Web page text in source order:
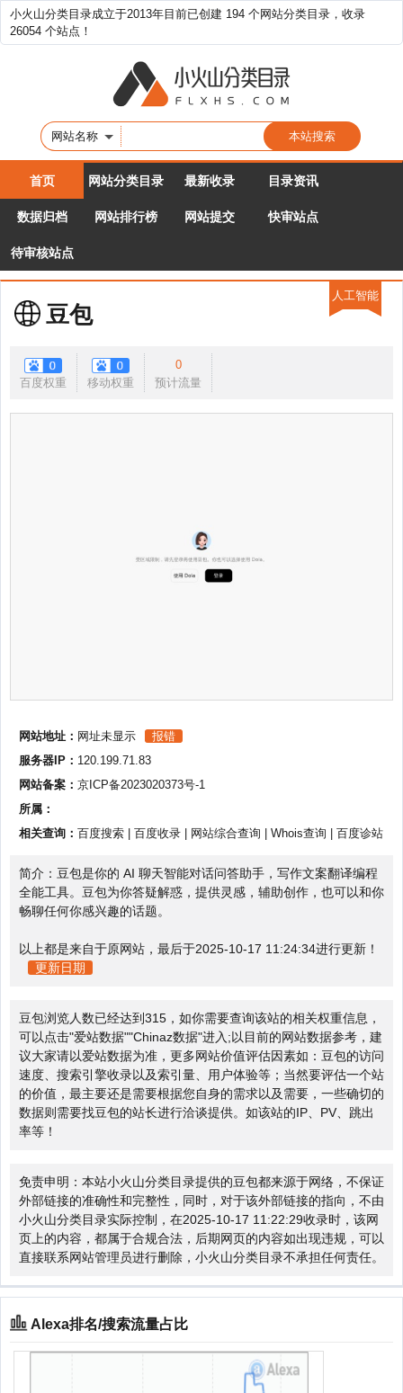
小火山分类目录成立于2013年目前已创建 194 个网站分类目录，收录
26054 个站点！
网站名称
首页 网站分类目录 最新收录 目录资讯
数据归档 网站排行榜 网站提交 快审站点
待审核站点
豆包
百度权重 移动权重
0
预计流量
网站地址： 网址未显示
报错
服务器IP： 120.199.71.83
网站备案： 京ICP备2023020373号-1
所属：
相关查询： 百度搜索 百度收录 网站综合查询 Whois查询 百度诊站
简介：豆包是你的 AI 聊天智能对话问答助手，写作文案翻译编程
全能工具。豆包为你答疑解惑，提供灵感，辅助创作，也可以和你
畅聊任何你感兴趣的话题。
以上都是来自于原网站，最后于2025-10-17 11:24:34进行更新！
更新日期
豆包浏览人数已经达到315，如你需要查询该站的相关权重信息，
可以点击"爱站数据""Chinaz数据"进入;以目前的网站数据参考，建
议大家请以爱站数据为准，更多网站价值评估因素如：豆包的访问
速度、搜索引擎收录以及索引量、用户体验等；当然要评估一个站
的价值，最主要还是需要根据您自身的需求以及需要，一些确切的
数据则需要找豆包的站长进行洽谈提供。如该站的IP、PV、跳出
率等！
免责申明：本站小火山分类目录提供的豆包都来源于网络，不保证
外部链接的准确性和完整性，同时，对于该外部链接的指向，不由
小火山分类目录实际控制，在2025-10-17 11:22:29收录时，该网
页上的内容，都属于合规合法，后期网页的内容如出现违规，可以
直接联系网站管理员进行删除，小火山分类目录不承担任何责任。
人工智能
Alexa排名/搜索流量占比